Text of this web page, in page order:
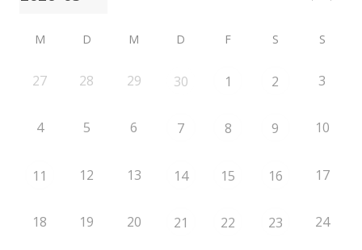
M D M D F S S
27 28 29 30 1 2 3
4 5 6 7 8 9 10
11 12 13 14 15 16 17
18 19 20 21 22 23 24